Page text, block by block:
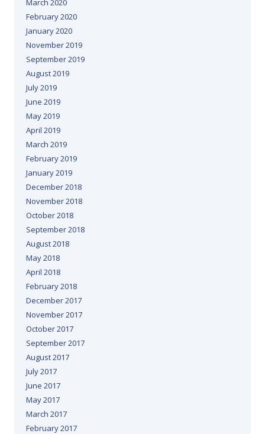
March 2020
February 2020
January 2020
November 2019
September 2019
August 2019
July 2019
June 2019
May 2019
April 2019
March 2019
February 2019
January 2019
December 2018
November 2018
October 2018
September 2018
August 2018
May 2018
April 2018
February 2018
December 2017
November 2017
October 2017
September 2017
August 2017
July 2017
June 2017
May 2017
March 2017
February 2017